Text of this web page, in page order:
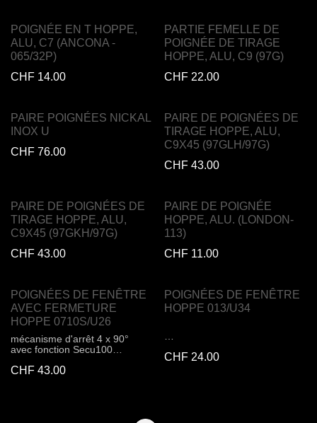
POIGNÉE EN T HOPPE,
ALU, C7 (ANCONA -
065/32P)
CHF 14.00
PARTIE FEMELLE DE
POIGNÉE DE TIRAGE
HOPPE, ALU, C9 (97G)
CHF 22.00
PAIRE POIGNÉES NICKAL
INOX U
CHF 76.00
PAIRE DE POIGNÉES DE
TIRAGE HOPPE, ALU,
C9X45 (97GLH/97G)
CHF 43.00
PAIRE DE POIGNÉES DE
TIRAGE HOPPE, ALU,
C9X45 (97GKH/97G)
CHF 43.00
PAIRE DE POIGNÉE
HOPPE, ALU. (LONDON-
113)
CHF 11.00
POIGNÉES DE FENÊTRE
AVEC FERMETURE
HOPPE 0710S/U26
mécanisme d'arrêt 4 x 90°
avec fonction Secu100
CHF 43.00
POIGNÉES DE FENÊTRE
HOPPE 013/U34
verrouillable : non
CHF 24.00